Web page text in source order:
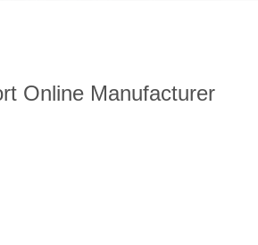
Online Manufacturer